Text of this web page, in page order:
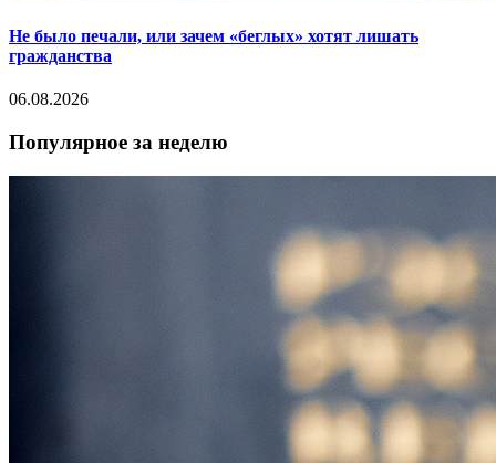
Не было печали, или зачем «беглых» хотят лишать
гражданства
06.08.2026
Популярное за неделю